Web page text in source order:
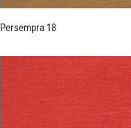
Persempra 18